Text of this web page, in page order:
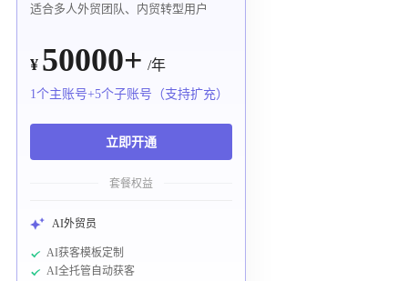
适合多人外贸团队、内贸转型用户
¥ 50000+ /年
1个主账号+5个子账号（支持扩充）
立即开通
套餐权益
AI外贸员
AI获客模板定制
AI全托管自动获客